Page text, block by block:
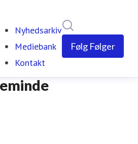
Nyhedsarkiv
Mediebank
Kontakt
Følg Følger